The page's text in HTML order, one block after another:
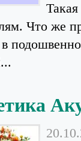
Что же